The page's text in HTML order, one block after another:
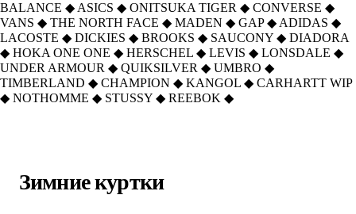
BALANCE ◆ ASICS ◆ ONITSUKA TIGER ◆ CONVERSE ◆
VANS ◆ THE NORTH FACE ◆ MADEN ◆ GAP ◆ ADIDAS ◆
LACOSTE ◆ DICKIES ◆ BROOKS ◆ SAUCONY ◆ DIADORA
◆ HOKA ONE ONE ◆ HERSCHEL ◆ LEVIS ◆ LONSDALE ◆
UNDER ARMOUR ◆ QUIKSILVER ◆ UMBRO ◆
TIMBERLAND ◆ CHAMPION ◆ KANGOL ◆ CARHARTT WIP
◆ NOTHOMME ◆ STUSSY ◆ REEBOK ◆
Зимние куртки